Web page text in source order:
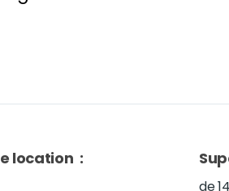
location :
de